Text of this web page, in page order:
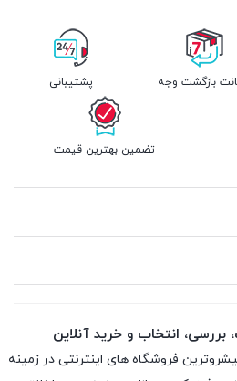
بازگشت وجه پشتیبانی
تضمین بهترین قیمت
بررسی، انتخاب و خرید آنلاین
فروشگاه های اینترنتی در زمینه